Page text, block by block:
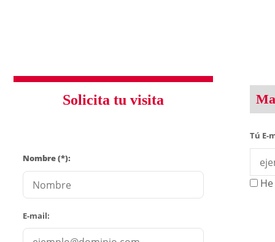
Solicita tu visita
Nombre (*):
E-mail:
Tú E-